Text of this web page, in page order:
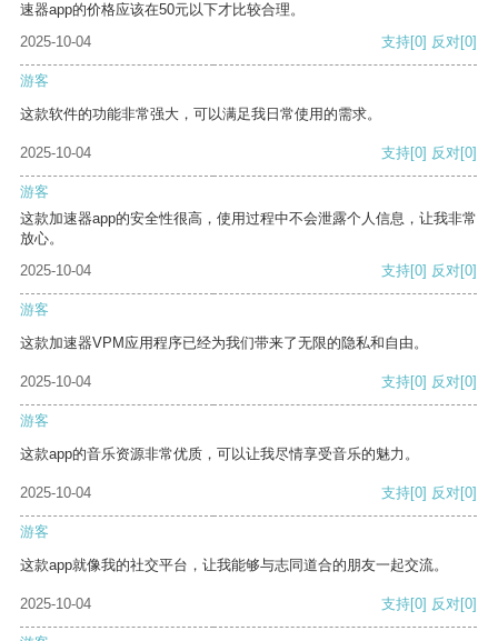
速器app的价格应该在50元以下才比较合理。
2025-10-04
支持[0] 反对[0]
游客
这款软件的功能非常强大，可以满足我日常使用的需求。
2025-10-04 支持[0] 反对[0]
游客
这款加速器app的安全性很高，使用过程中不会泄露个人信息，让我非常
放心。
2025-10-04
支持[0] 反对[0]
游客
这款加速器VPM应用程序已经为我们带来了无限的隐私和自由。
2025-10-04 支持[0] 反对[0]
游客
这款app的音乐资源非常优质，可以让我尽情享受音乐的魅力。
2025-10-04 支持[0] 反对[0]
游客
这款app就像我的社交平台，让我能够与志同道合的朋友一起交流。
2025-10-04 支持[0] 反对[0]